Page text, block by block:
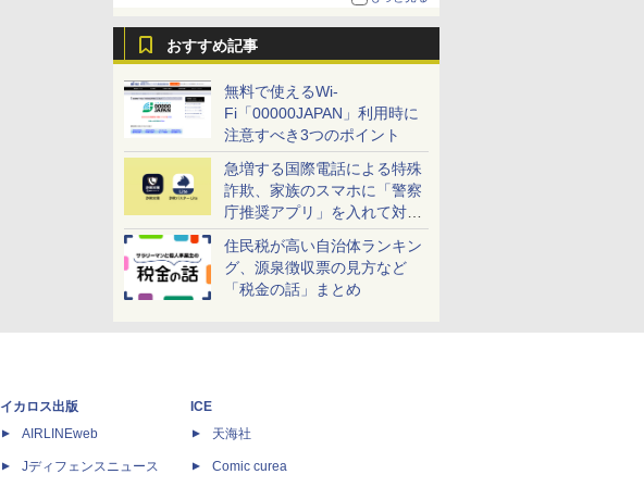
おすすめ記事
無料で使えるWi-
Fi「00000JAPAN」利用時に
注意すべき3つのポイント
急増する国際電話による特殊
詐欺、家族のスマホに「警察
庁推奨アプリ」を入れて対策
しよう！
住民税が高い自治体ランキン
グ、源泉徴収票の見方など
「税金の話」まとめ
イカロス出版
AIRLINEweb
Jディフェンスニュース
ICE
天海社
Comic curea